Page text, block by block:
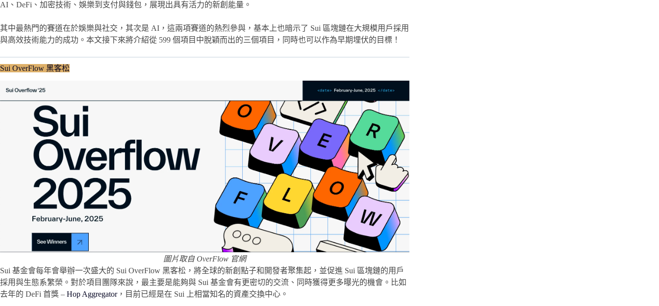
AI、DeFi、加密技術、娛樂到支付與錢包，展現出具有活力的新創能量。
其中最熱門的賽道在於娛樂與社交，其次是 AI，這兩項賽道的熱烈參與，基本上也暗示了 Sui 區塊鏈在大規模用戶採用
與高效技術能力的成功。本文接下來將介紹從 599 個項目中脫穎而出的三個項目，同時也可以作為早期埋伏的目標！
Sui OverFlow 黑客松
圖片取自 OverFlow 官網
Sui 基金會每年會舉辦一次盛大的 Sui OverFlow 黑客松，將全球的新創點子和開發者聚集起，並促進 Sui 區塊鏈的用戶
採用與生態系繁榮。對於項目團隊來說，最主要是能夠與 Sui 基金會有更密切的交流、同時獲得更多曝光的機會。比如
去年的 DeFi 首獎 – Hop Aggregator，目前已經是在 Sui 上相當知名的資產交換中心。